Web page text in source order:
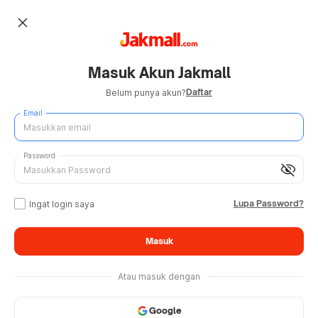
close
Masuk Akun Jakmall
Belum punya akun?Daftar
Email
visibility_off
Password
Ingat login saya Lupa Password?
Masuk
Atau masuk dengan
Google